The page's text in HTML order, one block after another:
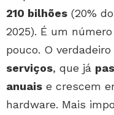
210 bilhões (20%
2025). É um
pouco. O
serviços, que já
anuais e crescem
hardware. Mais